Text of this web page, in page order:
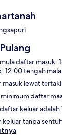
daftar masuk:
12:00 tengah
masuk lewat
daftar
keluar adalah
keluar tanpa